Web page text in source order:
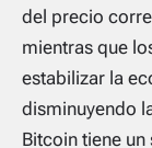
del precio
mientras que
estabilizar la
disminuyendo
Bitcoin tiene